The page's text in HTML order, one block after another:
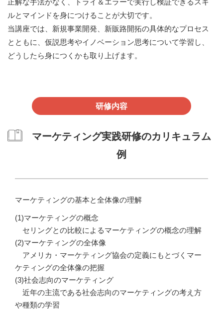
正解な手法がなく、トライ＆エラーで実行し検証できるスキ
ルとマインドを身につけることが大切です。
当講座では、新規事業開発、新販路開拓の具体的なプロセス
とともに、仮説思考やイノベーション思考について学習し、
どうしたら身につくかも取り上げます。
研修内容
マーケティング実践研修のカリキュラム
例
マーケティングの基本と全体像の理解
(1)マーケティングの概念
セリングとの比較によるマーケティングの概念の理解
(2)マーケティングの全体像
アメリカ・マーケティング協会の定義にもとづくマー
ケティングの全体像の把握
(3)社会志向のマーケティング
近年の主流である社会志向のマーケティングの考え方
や種類の学習